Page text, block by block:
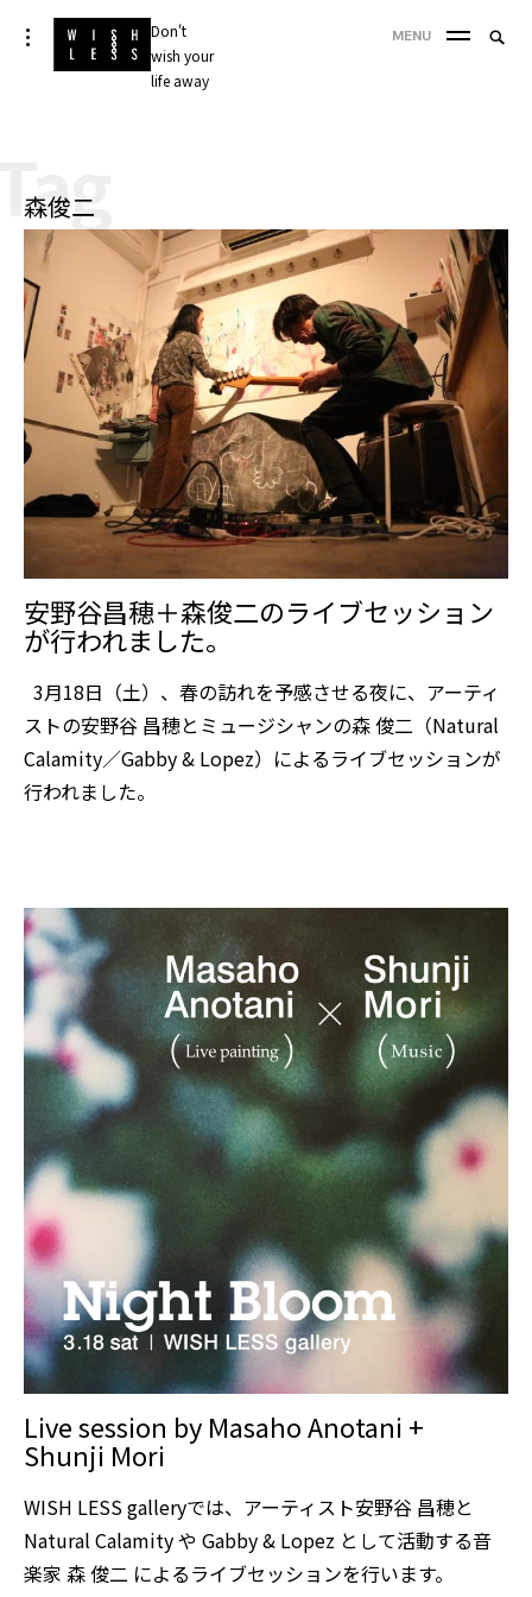
Skip
to
Don't
wish your
life away
toggle
open/close
sidebar
MENU
森俊二
安野谷昌穂＋森俊二のライブセッション
が行われました。
3月18日（土）、春の訪れを予感させる夜に、アーティ
ストの安野谷 昌穂とミュージシャンの森 俊二（Natural
Calamity／Gabby & Lopez）によるライブセッションが
行われました。
Live session by Masaho Anotani +
Shunji Mori
WISH LESS galleryでは、アーティスト安野谷 昌穂と
Natural Calamity や Gabby & Lopez として活動する音
楽家 森 俊二 によるライブセッションを行います。